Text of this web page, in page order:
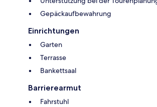
Gepäckaufbewahrung
Einrichtungen
Garten
Terrasse
Bankettsaal
Barrierearmut
Fahrstuhl